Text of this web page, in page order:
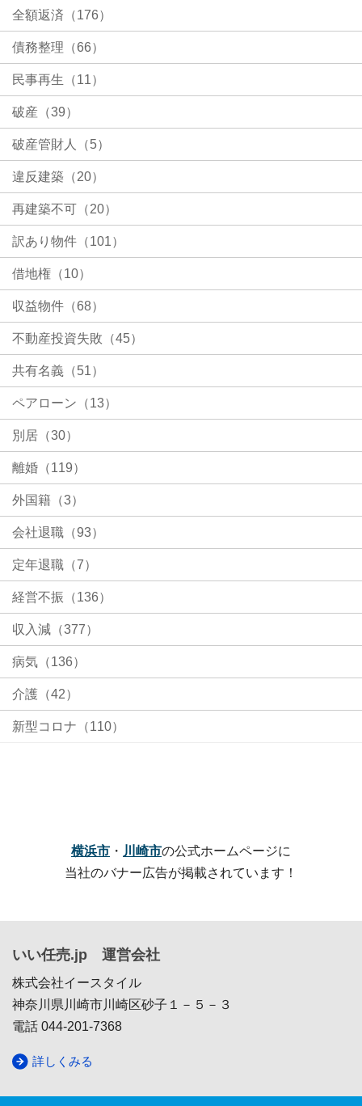
全額返済（176）
債務整理（66）
民事再生（11）
破産（39）
破産管財人（5）
違反建築（20）
再建築不可（20）
訳あり物件（101）
借地権（10）
収益物件（68）
不動産投資失敗（45）
共有名義（51）
ペアローン（13）
別居（30）
離婚（119）
外国籍（3）
会社退職（93）
定年退職（7）
経営不振（136）
収入減（377）
病気（136）
介護（42）
新型コロナ（110）
横浜市 ・ 川崎市の公式ホームページに
当社のバナー広告が掲載されています！
いい任売.jp 運営会社
株式会社イースタイル
神奈川県川崎市川崎区砂子１－５－３
電話 044-201-7368
詳しくみる